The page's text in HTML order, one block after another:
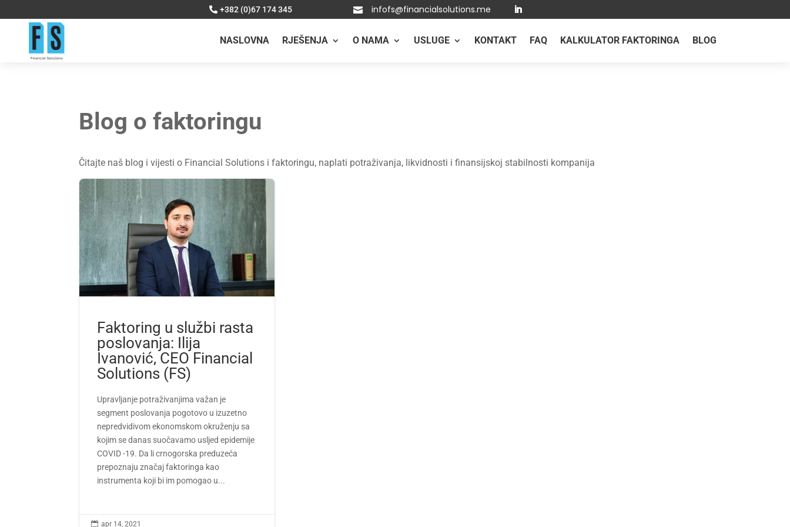
+382 (0)67 174 345  infofs@financialsolutions.me
NASLOVNA RJEŠENJA O NAMA USLUGE KONTAKT FAQ KALKULATOR FAKTORINGA BLOG
Blog o faktoringu
Čitajte naš blog i vijesti o Financial Solutions i faktoringu, naplati potraživanja, likvidnosti i finansijskoj stabilnosti kompanija
Faktoring u službi rasta
poslovanja: Ilija
Ivanović, CEO Financial
Solutions (FS)
Upravljanje potraživanjima važan je
segment poslovanja pogotovo u izuzetno
nepredvidivom ekonomskom okruženju sa
kojim se danas suočavamo usljed epidemije
COVID -19. Da li crnogorska preduzeća
prepoznaju značaj faktoringa kao
instrumenta koji bi im pomogao u...
 apr 14, 2021